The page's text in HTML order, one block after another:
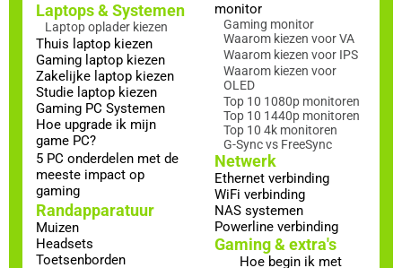
Laptops & Systemen
Laptop oplader kiezen
Thuis laptop kiezen
Gaming laptop kiezen
Zakelijke laptop kiezen
Studie laptop kiezen
Gaming PC Systemen
Hoe upgrade ik mijn
game PC?
5 PC onderdelen met de
meeste impact op
gaming
Randapparatuur
Muizen
Headsets
Toetsenborden
monitor
Gaming monitor
Waarom kiezen voor VA
Waarom kiezen voor IPS
Waarom kiezen voor
OLED
Top 10 1080p monitoren
Top 10 1440p monitoren
Top 10 4k monitoren
G-Sync vs FreeSync
Netwerk
Ethernet verbinding
WiFi verbinding
NAS systemen
Powerline verbinding
Gaming & extra's
Hoe begin ik met